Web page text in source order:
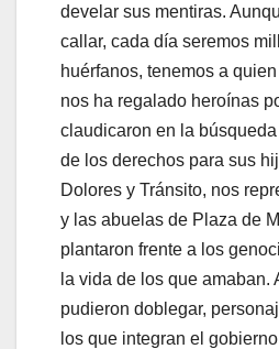
develar sus mentiras.
callar, cada día seremos
huérfanos, tenemos a
nos ha regalado heroínas
claudicaron en la
de los derechos para sus
Dolores y Tránsito, nos
y las abuelas de Plaza de
plantaron frente a los
la vida de los que amaban.
pudieron doblegar,
los que integran el